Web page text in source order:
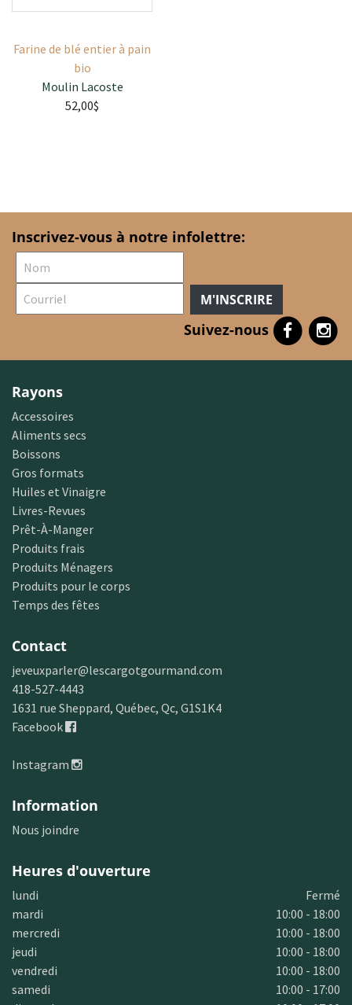
Farine de blé entier à pain
bio
Moulin Lacoste
52,00$
Inscrivez-vous à notre infolettre:
M'INSCRIRE
Suivez-nous
Rayons
Accessoires
Aliments secs
Boissons
Gros formats
Huiles et Vinaigre
Livres-Revues
Prêt-À-Manger
Produits frais
Produits Ménagers
Produits pour le corps
Temps des fêtes
Contact
jeveuxparler@lescargotgourmand.com
418-527-4443
1631 rue Sheppard, Québec, Qc, G1S1K4
Facebook
Instagram
Information
Nous joindre
Heures d'ouverture
lundi
Fermé
mardi
10:00 - 18:00
mercredi
10:00 - 18:00
jeudi
10:00 - 18:00
vendredi
10:00 - 18:00
samedi
10:00 - 17:00